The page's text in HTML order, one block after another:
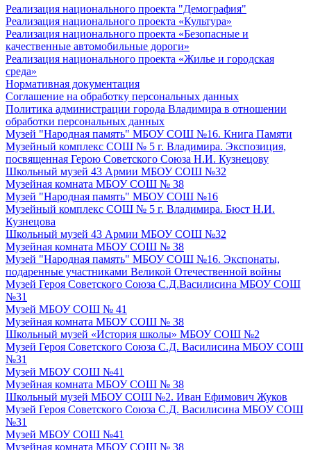
Реализация национального проекта "Демография"
Реализация национального проекта «Культура»
Реализация национального проекта «Безопасные и
качественные автомобильные дороги»
Реализация национального проекта «Жилье и городская
среда»
Нормативная документация
Соглашение на обработку персональных данных
Политика администрации города Владимира в отношении
обработки персональных данных
Музей "Народная память" МБОУ СОШ №16. Книга Памяти
Музейный комплекс СОШ № 5 г. Владимира. Экспозиция,
посвященная Герою Советского Союза Н.И. Кузнецову
Школьный музей 43 Армии МБОУ СОШ №32
Музейная комната МБОУ СОШ № 38
Музей "Народная память" МБОУ СОШ №16
Музейный комплекс СОШ № 5 г. Владимира. Бюст Н.И.
Кузнецова
Школьный музей 43 Армии МБОУ СОШ №32
Музейная комната МБОУ СОШ № 38
Музей "Народная память" МБОУ СОШ №16. Экспонаты,
подаренные участниками Великой Отечественной войны
Музей Героя Советского Союза С.Д.Василисина МБОУ СОШ
№31
Музей МБОУ СОШ № 41
Музейная комната МБОУ СОШ № 38
Школьный музей «История школы» МБОУ СОШ №2
Музей Героя Советского Союза С.Д. Василисина МБОУ СОШ
№31
Музей МБОУ СОШ №41
Музейная комната МБОУ СОШ № 38
Школьный музей МБОУ СОШ №2. Иван Ефимович Жуков
Музей Героя Советского Союза С.Д. Василисина МБОУ СОШ
№31
Музей МБОУ СОШ №41
Музейная комната МБОУ СОШ № 38